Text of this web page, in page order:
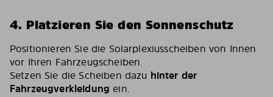
4. Platzieren Sie den Sonnenschutz
Positionieren Sie die Solarplexiusscheiben von Innen
vor Ihren Fahrzeugscheiben.
Setzen Sie die Scheiben dazu hinter der
Fahrzeugverkleidung ein.